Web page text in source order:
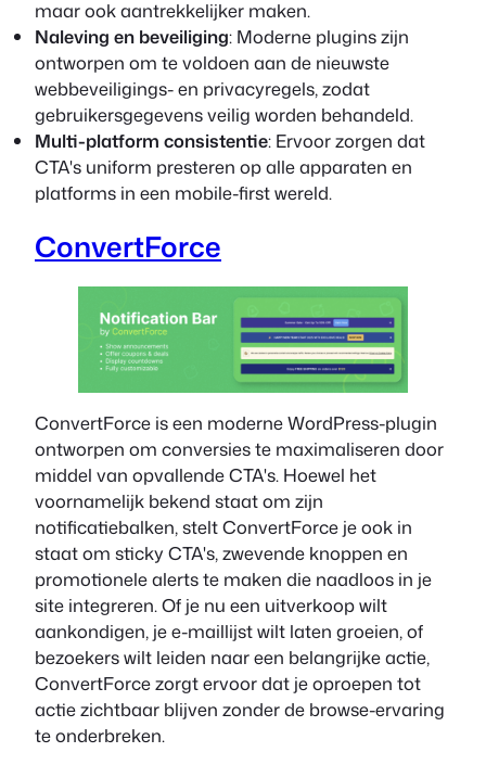
maar ook aantrekkelijker maken.
Naleving en beveiliging: Moderne plugins zijn
ontworpen om te voldoen aan de nieuwste
webbeveiligings- en privacyregels, zodat
gebruikersgegevens veilig worden behandeld.
Multi-platform consistentie: Ervoor zorgen dat
CTA's uniform presteren op alle apparaten en
platforms in een mobile-first wereld.
ConvertForce
ConvertForce is een moderne WordPress-plugin
ontworpen om conversies te maximaliseren door
middel van opvallende CTA's. Hoewel het
voornamelijk bekend staat om zijn
notificatiebalken, stelt ConvertForce je ook in
staat om sticky CTA's, zwevende knoppen en
promotionele alerts te maken die naadloos in je
site integreren. Of je nu een uitverkoop wilt
aankondigen, je e-maillijst wilt laten groeien, of
bezoekers wilt leiden naar een belangrijke actie,
ConvertForce zorgt ervoor dat je oproepen tot
actie zichtbaar blijven zonder de browse-ervaring
te onderbreken.